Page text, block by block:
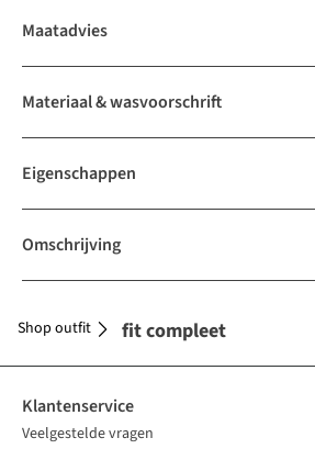
Maatadvies
Materiaal & wasvoorschrift
Eigenschappen
Omschrijving
Maak je outfit compleet
Shop outfit
Klantenservice
Veelgestelde vragen